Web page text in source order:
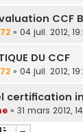
CCF
» 04 juil. 2012,
DU CCF
» 04 juil. 2012,
certification
» 31 mars 2012,